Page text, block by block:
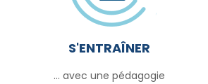
S'ENTRAÎNER
... avec une pédagogie